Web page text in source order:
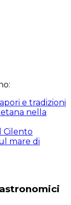
e tradizioni
nella
Cilento
mare di